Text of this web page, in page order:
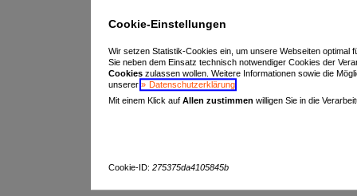
Cookie-Einstellungen
Wir setzen Statistik-Cookies ein, um unsere Webseiten
Sie neben dem Einsatz technisch notwendiger Cookies der
Cookieszulassen wollen. Weitere Informationen sowie die
unserer
Datenschutzerklärung.
Mit einem Klick auf Allen zustimmen willigen Sie in die
Cookie-ID: 275375da4105845b